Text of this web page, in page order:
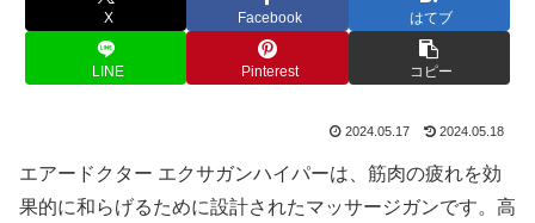
X Facebook はてブ
LINE Pinterest コピー
2024.05.17 2024.05.18
エアードクター エクサガンハイパーは、筋肉の疲れを効
果的に和らげるために設計されたマッサージガンです。高